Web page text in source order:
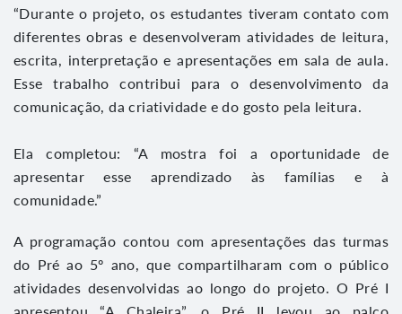
“Durante o projeto, os estudantes tiveram contato com
diferentes obras e desenvolveram atividades de leitura,
escrita, interpretação e apresentações em sala de aula.
Esse trabalho contribui para o desenvolvimento da
comunicação, da criatividade e do gosto pela leitura.
Ela completou: “A mostra foi a oportunidade de
apresentar esse aprendizado às famílias e à
comunidade.”
A programação contou com apresentações das turmas
do Pré ao 5º ano, que compartilharam com o público
atividades desenvolvidas ao longo do projeto. O Pré I